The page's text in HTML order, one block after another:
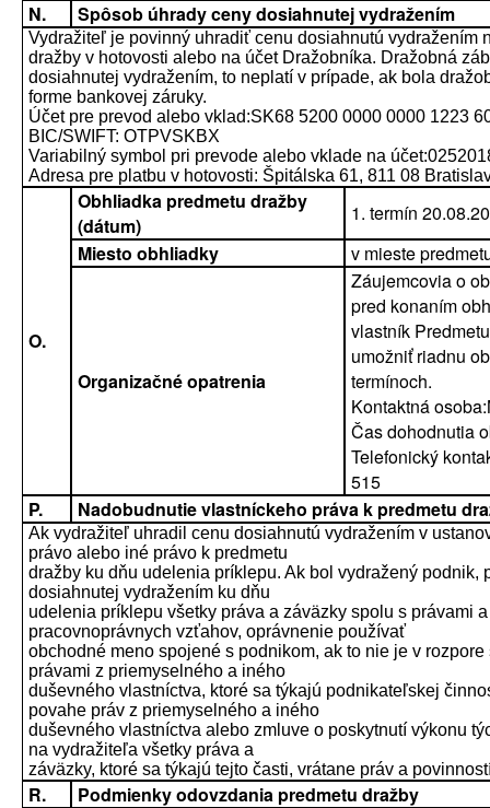
N. Spôsob úhrady ceny dosiahnutej vydražením
Vydražiteľ je povinný uhradiť cenu dosiahnutú vydražením
dražby v hotovosti alebo na účet Dražobníka. Dražobná
dosiahnutej vydražením, to neplatí v prípade, ak bola
forme bankovej záruky.
Účet pre prevod alebo vklad:SK68 5200 0000 0000 1223
BIC/SWIFT: OTPVSKBX
Variabilný symbol pri prevode alebo vklade na
Adresa pre platbu v hotovosti: Špitálska 61, 811 08
O.
Obhliadka predmetu dražby
(dátum)
1. termín
Miesto obhliadky
v mieste
Organizačné opatrenia
Záujemcovia o
pred konaním
vlastník
umožniť riadnu
termínoch.
Kontaktná
Čas dohodnutia
Telefonický
515
P.
Nadobudnutie vlastníckeho práva k predmetu
Ak vydražiteľ uhradil cenu dosiahnutú vydražením v
právo alebo iné právo k predmetu
dražby ku dňu udelenia príklepu. Ak bol vydražený
dosiahnutej vydražením ku dňu
udelenia príklepu všetky práva a záväzky spolu s právami
pracovnoprávnych vzťahov, oprávnenie používať
obchodné meno spojené s podnikom, ak to nie je v
právami z priemyselného a iného
duševného vlastníctva, ktoré sa týkajú podnikateľskej
povahe práv z priemyselného a iného
duševného vlastníctva alebo zmluve o poskytnutí výkonu
na vydražiteľa všetky práva a
záväzky, ktoré sa týkajú tejto časti, vrátane práv a
R. Podmienky odovzdania predmetu dražby